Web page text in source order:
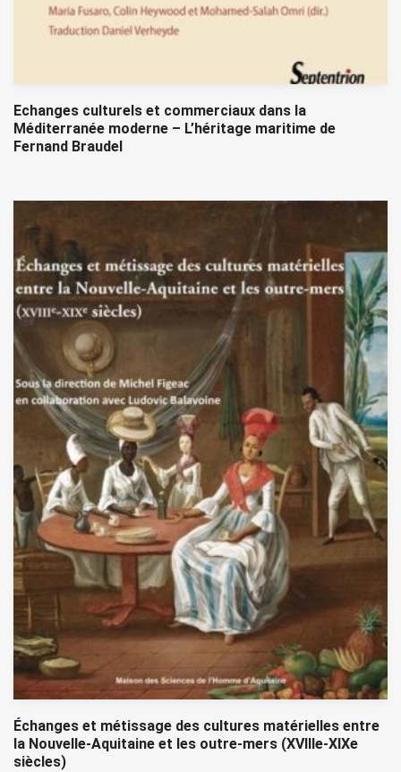
Echanges culturels et commerciaux dans la
Méditerranée moderne – L’héritage maritime de
Fernand Braudel
Échanges et métissage des cultures matérielles entre
la Nouvelle-Aquitaine et les outre-mers (XVIIIe-XIXe
siècles)